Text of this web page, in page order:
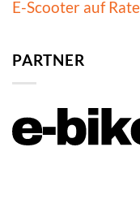
E-Scooter auf
PARTNER